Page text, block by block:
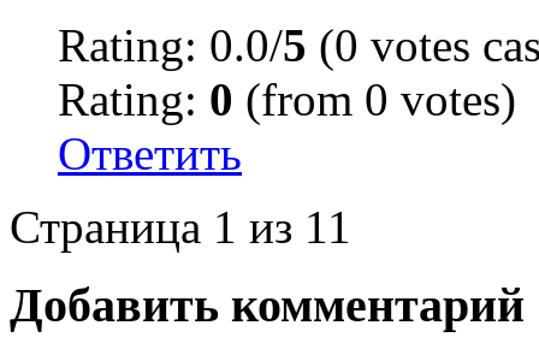
Rating: 0.0/5 (0 votes
Rating: 0 (from 0 votes)
Ответить
Страница 1 из 11
Добавить комментарий